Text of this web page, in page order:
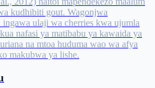
kudhibiti gout. Wagonjwa
ulaji wa cherries kwa ujumla
nafasi ya matibabu ya kawaida ya
na mtoa huduma wao wa afya
makubwa ya lishe.